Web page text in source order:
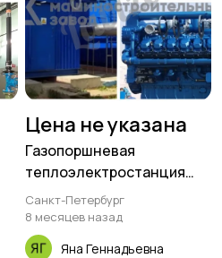
Цена не указана
Газопоршневая
теплоэлектростанция
под ключ
Санкт-Петербург
8 месяцев назад
Яна Геннадьевна